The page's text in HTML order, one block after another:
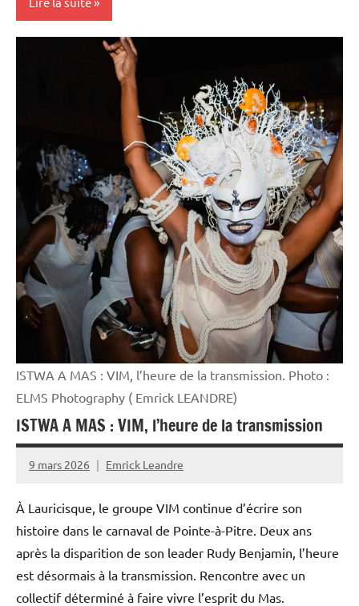
Culture
Guadeloupe
Histoire
Martinique
Outremer
Société
ISTWA A MAS : VIM, l’heure de la transmission. Photo :
ELMS Photography ( Emrick LEANDRE)
ISTWA A MAS : VIM, l’heure de la transmission
9 mars 2026 Emrick Leandre
À Lauricisque, le groupe VIM continue d’écrire son
histoire dans le carnaval de Pointe-à-Pitre. Deux ans
après la disparition de son leader Rudy Benjamin, l’heure
est désormais à la transmission. Rencontre avec un
collectif déterminé à faire vivre l’esprit du Mas.